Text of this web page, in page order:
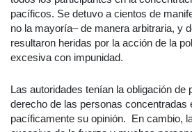
pacíficos. Se detuvo a cientos de
no la mayoría– de manera arbitraria, y
resultaron heridas por la acción de la
excesiva con impunidad.
Las autoridades tenían la obligación de
derecho de las personas concentradas
pacíficamente su opinión. En cambio,